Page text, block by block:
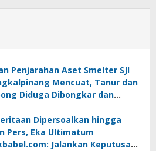
Penjarahan Aset Smelter SJI
Mencuat, Tanur dan
Diduga Dibongkar dan
Dipersoalkan hingga
Pers, Eka Ultimatum
Jalankan Keputusan